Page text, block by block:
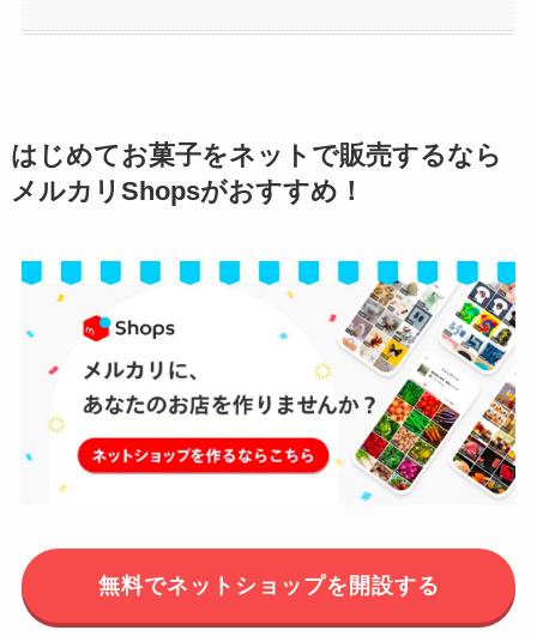
はじめてお菓子をネットで販売するなら
メルカリShopsがおすすめ！
無料でネットショップを開設する